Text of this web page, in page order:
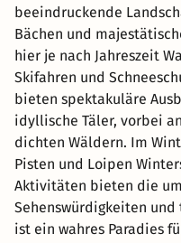
beeindruckende
Bächen und
hier je nach Jahreszeit
Skifahren und
bieten spektakuläre
idyllische Täler, vorbei
dichten Wäldern. Im
Pisten und Loipen
Aktivitäten bieten die
Sehenswürdigkeiten
ist ein wahres Paradies